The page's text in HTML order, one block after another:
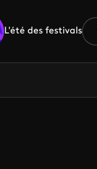
L'été des festivals